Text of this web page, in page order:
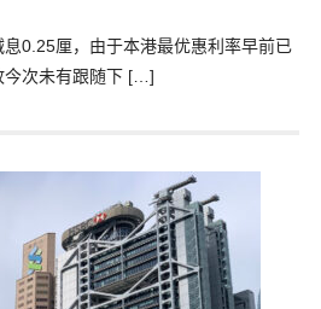
0.25厘，由于本港最优惠利率早前已
今次未有跟随下 […]